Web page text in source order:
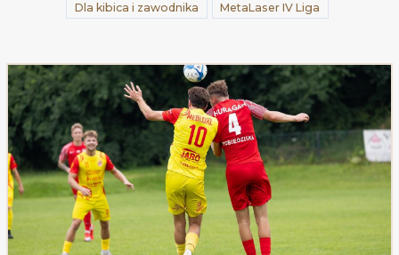
Dla kibica i zawodnika MetaLaser IV Liga